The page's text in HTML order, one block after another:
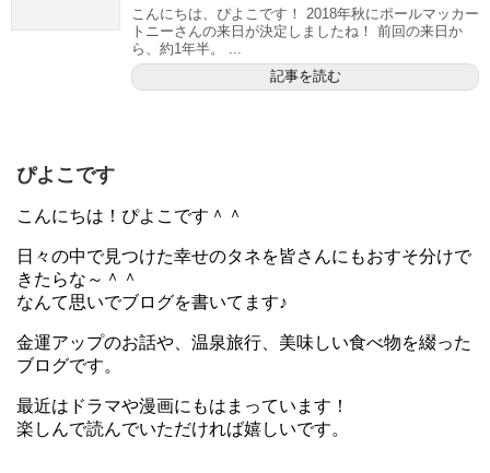
こんにちは、ぴよこです！ 2018年秋にポールマッカー
トニーさんの来日が決定しましたね！ 前回の来日か
ら、約1年半。 ...
記事を読む
ぴよこです
こんにちは！ぴよこです＾＾
日々の中で見つけた幸せのタネを皆さんにもおすそ分けで
きたらな～＾＾
なんて思いでブログを書いてます♪
金運アップのお話や、温泉旅行、美味しい食べ物を綴った
ブログです。
最近はドラマや漫画にもはまっています！
楽しんで読んでいただければ嬉しいです。